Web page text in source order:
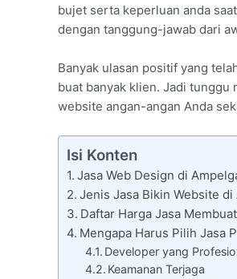
bujet serta keperluan anda
dengan tanggung-jawab dari
Banyak ulasan positif yang
buat banyak klien. Jadi tunggu
website angan-angan Anda
Isi Konten
Jasa Web Design di
Jenis Jasa Bikin Website di
Daftar Harga Jasa
Mengapa Harus Pilih Jasa
Developer yang
Keamanan Terjaga